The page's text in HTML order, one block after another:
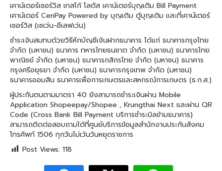
เคาน์เตอร์เซอร์วิส เทสโก้ โลตัส เคาน์เตอร์บุญเติม Bill Payment
เคาน์เตอร์ CenPay Powered by บุญเติม ตู้บุญเติม และที่เคาน์เตอร์
เซอร์วิส (เซเว่น-อีเลฟเว่น)
ชำระเงินสมทบด้วยวิธีหักบัญชีเงินฝากธนาคาร ได้แก่ ธนาคารกรุงไทย
จำกัด (มหาชน) ธนาคาร ทหารไทยธนชาต จำกัด (มหาชน) ธนาคารไทย
พาณิชย์ จำกัด (มหาชน) ธนาคารกสิกรไทย จำกัด (มหาชน) ธนาคาร
กรุงศรีอยุธยา จำกัด (มหาชน) ธนาคารกรุงเทพ จำกัด (มหาชน)
ธนาคารออมสิน ธนาคารเพื่อการเกษตรและสหกรณ์การเกษตร (ธ.ก.ส.)
ผู้ประกันตนตามมาตรา 40 ยังสามารถชำระเงินผ่าน Mobile
Application Shopeepay/Shopee , Krungthai Next และผ่าน QR
Code (Cross Bank Bill Payment บริการชำระบิลข้ามธนาคาร)
สามารถติดต่อสอบถามได้ที่ศูนย์บริการข้อมูลสำนักงานประกันสังคม
โทรศัพท์ 1506 ทุกวันไม่เว้นวันหยุดราชการ
Post Views: 118